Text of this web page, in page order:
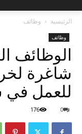
الرئيسية وظائف
وظائف
الوظائف
شاغرة
للعمل في
0
176